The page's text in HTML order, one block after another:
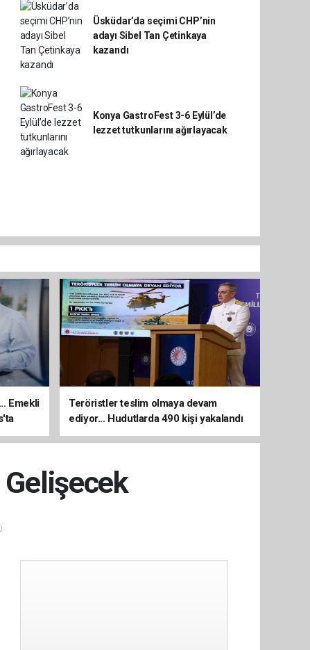
Üsküdar’da seçimi CHP’nin
adayı Sibel Tan Çetinkaya
kazandı
Konya GastroFest 3-6 Eylül’de
lezzet tutkunlarını ağırlayacak
Emekli
Teröristler teslim olmaya devam
ediyor... Hudutlarda 490 kişi yakalandı